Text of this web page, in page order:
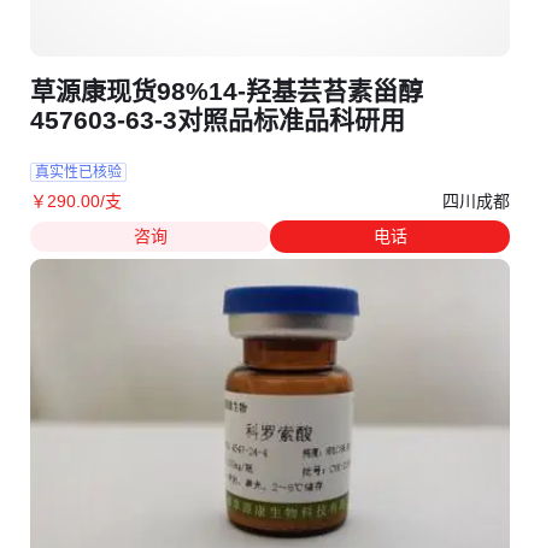
草源康现货98%14-羟基芸苔素甾醇
457603-63-3对照品标准品科研用
真实性已核验
￥ 290 .00/支
四川成都
咨询
电话